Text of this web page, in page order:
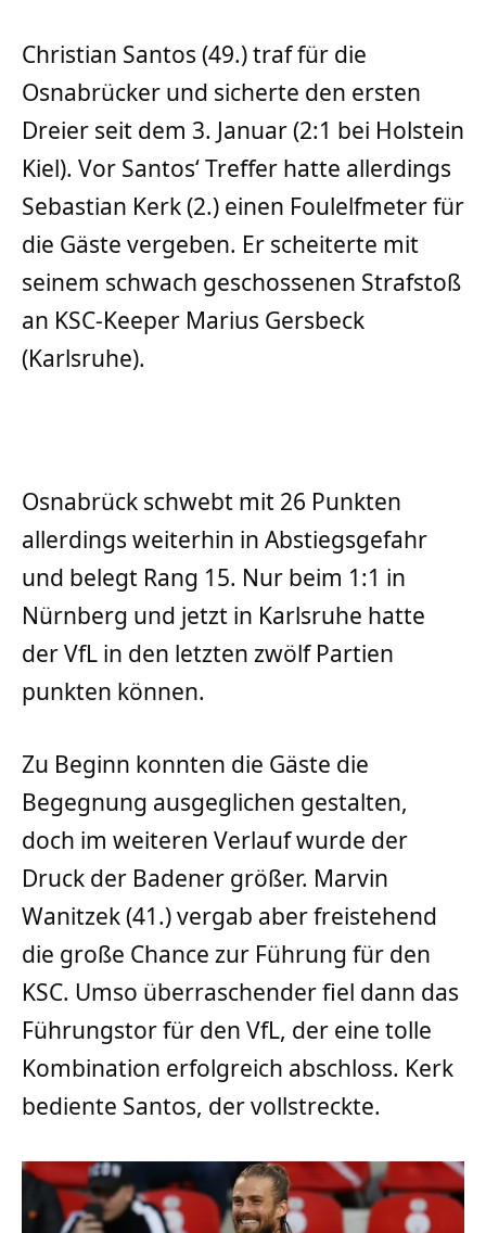
Christian Santos (49.) traf für die
Osnabrücker und sicherte den ersten
Dreier seit dem 3. Januar (2:1 bei Holstein
Kiel). Vor Santos‘ Treffer hatte allerdings
Sebastian Kerk (2.) einen Foulelfmeter für
die Gäste vergeben. Er scheiterte mit
seinem schwach geschossenen Strafstoß
an KSC-Keeper Marius Gersbeck
(Karlsruhe).
Osnabrück schwebt mit 26 Punkten
allerdings weiterhin in Abstiegsgefahr
und belegt Rang 15. Nur beim 1:1 in
Nürnberg und jetzt in Karlsruhe hatte
der VfL in den letzten zwölf Partien
punkten können.
Zu Beginn konnten die Gäste die
Begegnung ausgeglichen gestalten,
doch im weiteren Verlauf wurde der
Druck der Badener größer. Marvin
Wanitzek (41.) vergab aber freistehend
die große Chance zur Führung für den
KSC. Umso überraschender fiel dann das
Führungstor für den VfL, der eine tolle
Kombination erfolgreich abschloss. Kerk
bediente Santos, der vollstreckte.